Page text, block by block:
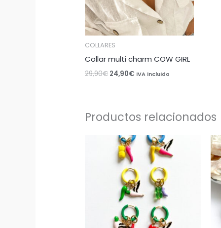
COLLARES
Collar multi charm COW GIRL
29,90€ 24,90€ IVA incluido
Productos relacionados